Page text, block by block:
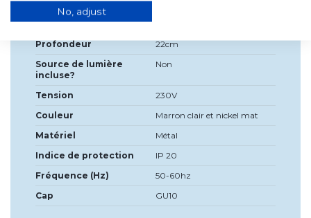
Largeur
Haute
Profondeur
22cm
Source de lumière
incluse?
Non
Tension
230V
Couleur
Marron clair et nickel mat
Matériel
Métal
Indice de protection
IP 20
Fréquence (Hz)
50-60hz
Cap
GU10
No, adjust